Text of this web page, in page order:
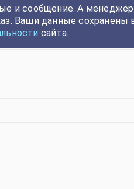
и сообщение. А
Ваши данные сохранены
сайта.